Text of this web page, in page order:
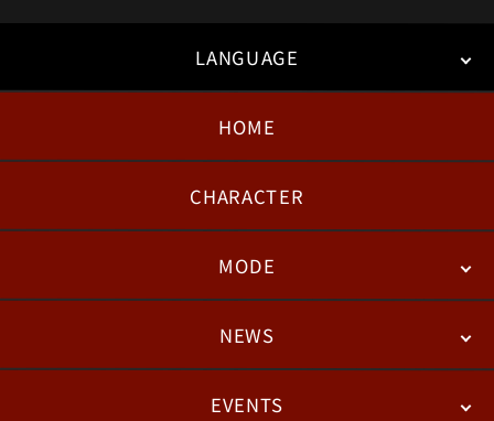
LANGUAGE
English
HOME
CHARACTER
MODE
BATTLENEWS
패치노트
EVENTS